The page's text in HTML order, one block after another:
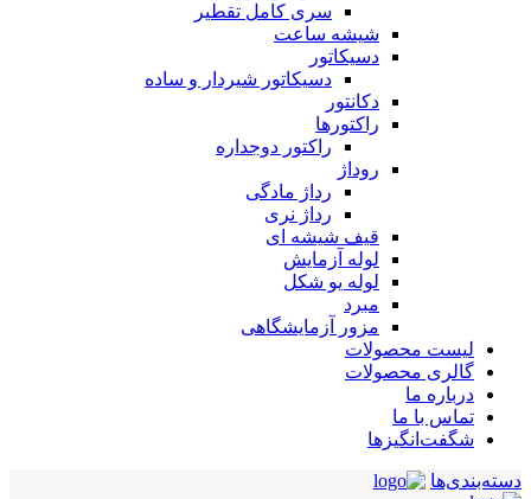
سری کامل تقطیر
شیشه ساعت
دسیکاتور
دسیکاتور شیردار و ساده
دکانتور
راکتورها
راکتور دوجداره
روداژ
رداژ مادگی
رداژ نری
قیف شیشه ای
لوله آزمایش
لوله یو شکل
مبرد
مزور آزمایشگاهی
لیست محصولات
گالری محصولات
درباره ما
تماس با ما
شگفت‌انگیزها
دسته‌بندی‌ها